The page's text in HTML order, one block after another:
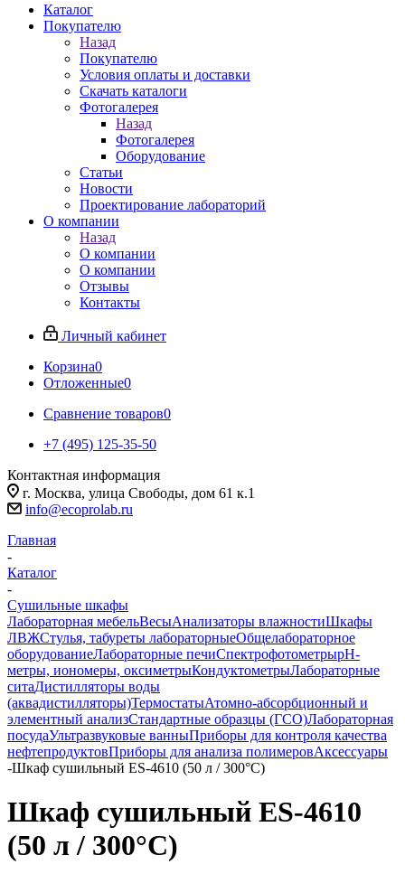
Каталог
Покупателю
Назад
Покупателю
Условия оплаты и доставки
Скачать каталоги
Фотогалерея
Назад
Фотогалерея
Оборудование
Статьи
Новости
Проектирование лабораторий
О компании
Назад
О компании
О компании
Отзывы
Контакты
Личный кабинет
Корзина0
Отложенные0
Сравнение товаров0
+7 (495) 125-35-50
Контактная информация
г. Москва, улица Свободы, дом 61 к.1
info@ecoprolab.ru
Главная
-
Каталог
-
Сушильные шкафы
Лабораторная мебельВесыАнализаторы влажностиШкафы
ЛВЖСтулья, табуреты лабораторныеОбщелабораторное
оборудованиеЛабораторные печиСпектрофотометрыpH-
метры, иономеры, оксиметрыКондуктометрыЛабораторные
ситаДистилляторы воды
(аквадистилляторы)ТермостатыАтомно-абсорбционный и
элементный анализСтандартные образцы (ГСО)Лабораторная
посудаУльтразвуковые ванныПриборы для контроля качества
нефтепродуктовПриборы для анализа полимеровАксессуары
-Шкаф сушильный ES-4610 (50 л / 300°С)
Шкаф сушильный ES-4610
(50 л / 300°С)